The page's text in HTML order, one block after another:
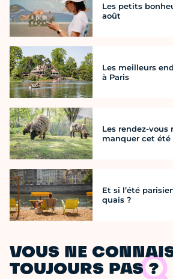
Les petits
août
Les meilleurs
à Paris
Les rendez-vous
manquer cet été
Et si l’été
quais ?
VOUS NE
TOUJOURS PAS ?